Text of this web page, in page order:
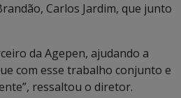
Carlos Jardim, que junto
da Agepen, ajudando a
com esse trabalho conjunto e
ressaltou o diretor.